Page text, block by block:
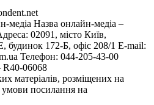
медіа Назва онлайн-медіа –
02091, місто Київ,
172-Б, офіс 208/1 E-mail:
Телефон: 044-205-43-00
R40-06068
матеріалів, розміщених на
умови посилання на